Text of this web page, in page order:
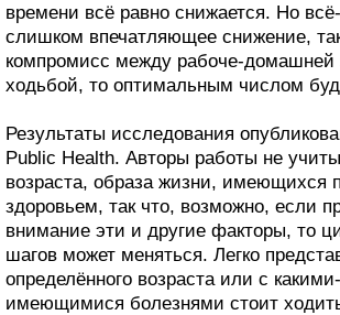
времени всё равно снижается. Но
слишком впечатляющее снижение,
компромисс между рабоче-домашней
ходьбой, то оптимальным числом
Результаты исследования
Public Health. Авторы работы не
возраста, образа жизни, имеющихся
здоровьем, так что, возможно, если
внимание эти и другие факторы, то
шагов может меняться. Легко
определённого возраста или с
имеющимися болезнями стоит